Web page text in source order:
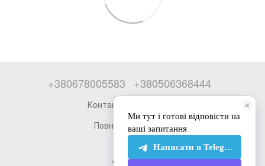
+380678005583 +380506368444
Контактна інформація
Повна версія сайту
© 2026